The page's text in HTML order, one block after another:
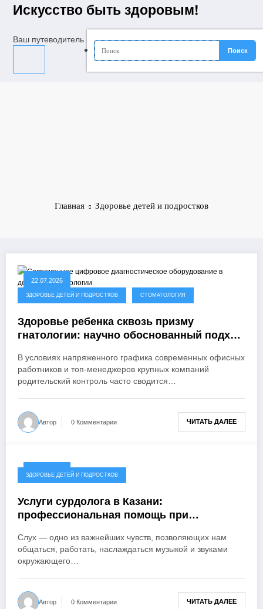
ПерейтиИскусство быть здоровым!
Ваш путеводитель в мир молодости, красоты и долголетия
Главная Здоровье детей и подростков
22.07.2026
ЗДОРОВЬЕ ДЕТЕЙ И ПОДРОСТКОВ СТОМАТОЛОГИЯ
Здоровье ребенка сквозь призму
гнатологии: научно обоснованный подход
детей
В условиях напряженного графика современных офисных
работников и топ-менеджеров крупных компаний
родительский контроль часто сводится…
Автор 0 Комментарии ЧИТАТЬ ДАЛЕЕ
16.04.2026
ЗДОРОВЬЕ ДЕТЕЙ И ПОДРОСТКОВ
Услуги сурдолога в Казани:
профессиональная помощь при
Слух — одно из важнейших чувств, позволяющих нам
общаться, работать, наслаждаться музыкой и звуками
окружающего…
Автор 0 Комментарии ЧИТАТЬ ДАЛЕЕ